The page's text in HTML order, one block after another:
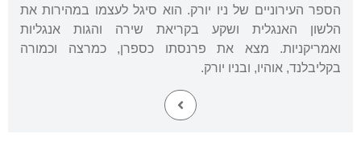
הספר העירוניים של ניו יורק. הוא סיגל לעצמו במהירות את
הלשון האנגלית ושקע בקריאת שירה והגות אנגליות
ואמריקניות. מצא את פרנסתו כספרן, כמרצה וכמורה
בקליבלנד, אוהיו, ובניו יורק.